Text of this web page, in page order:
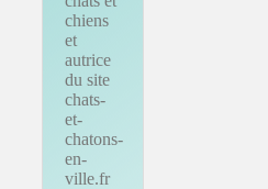
chiens
et
autrice
du site
chats-
et-
chatons-
en-
ville.fr